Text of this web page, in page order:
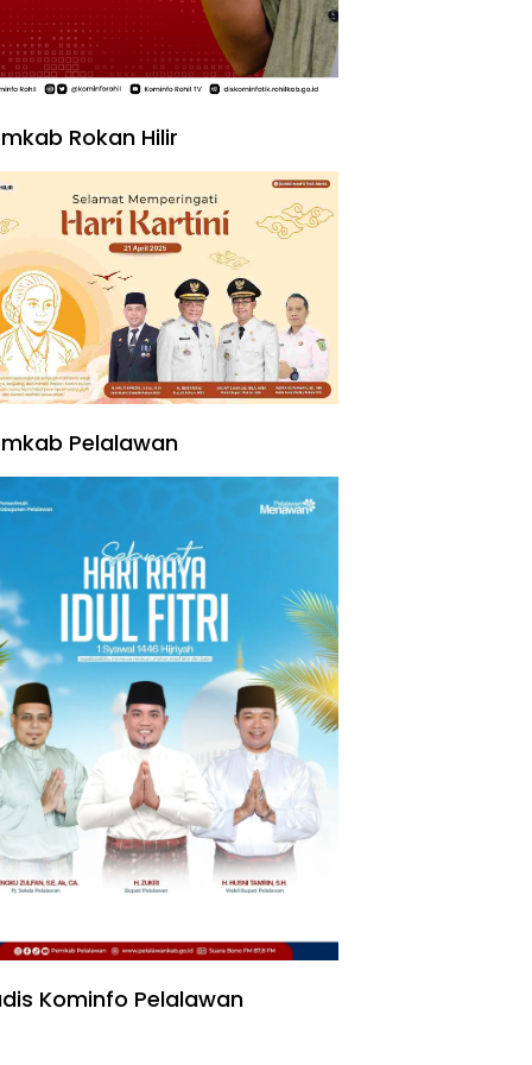
Rokan Hilir
Pelalawan
Kominfo Pelalawan